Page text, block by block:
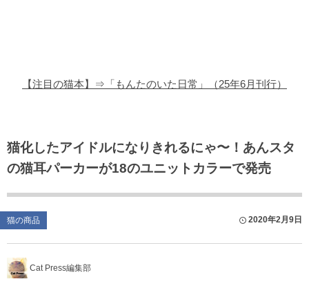
【注目の猫本】⇒「もんたのいた日常」（25年6月刊行）
猫化したアイドルになりきれるにゃ〜！あんスタ
の猫耳パーカーが18のユニットカラーで発売
猫の商品 2020年2月9日
Cat Press編集部
猫のゲーム・アプリ
猫のフリー写真素材